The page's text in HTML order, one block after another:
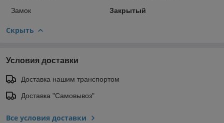
Замок
Закрытый
Скрыть
Условия доставки
Доставка нашим транспортом
Доставка "Самовывоз"
Все условия доставки